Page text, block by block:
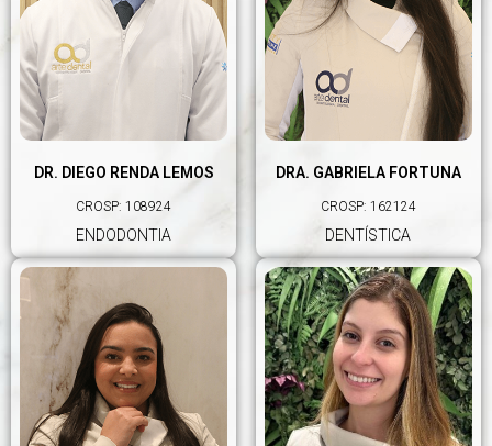
DR. DIEGO RENDA LEMOS
CROSP: 108924
ENDODONTIA
DRA. GABRIELA FORTUNA
CROSP: 162124
DENTÍSTICA